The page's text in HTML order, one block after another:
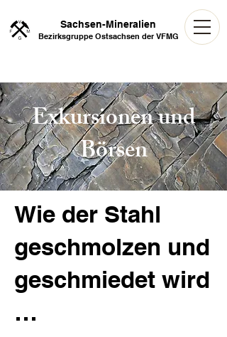
Sachsen-Mineralien
Bezirksgruppe Ostsachsen der VFMG
Exkursionen und
Börsen
Wie der Stahl
geschmolzen und
geschmiedet wird
…